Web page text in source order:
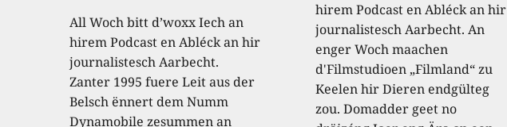
All Woch bitt d’woxx Iech an
hirem Podcast en Abléck an hir
journalistesch Aarbecht.
Zanter 1995 fuere Leit aus der
Belsch ënnert dem Numm
Dynamobile zesummen an
hirem Podcast en Abléck an hir
journalistesch Aarbecht. An
enger Woch maachen
d'Filmstudioen „Filmland“ zu
Keelen hir Dieren endgülteg
zou. Domadder geet no